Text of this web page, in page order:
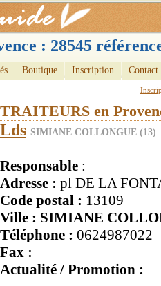
: 28545
Boutique Inscription Contact
TRAITEURS en
Lds SIMIANE COLLONGUE (13)
Responsable :
Adresse : pl DE LA
Code postal : 13109
Ville : SIMIANE
Téléphone : 0624987022
Fax :
Actualité / Promotion :